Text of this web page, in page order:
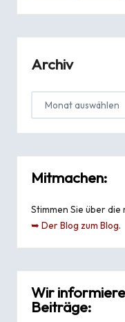
Archiv
Mitmachen:
Stimmen Sie über
➥ Der Blog zum Blog.
Wir
Beiträge: